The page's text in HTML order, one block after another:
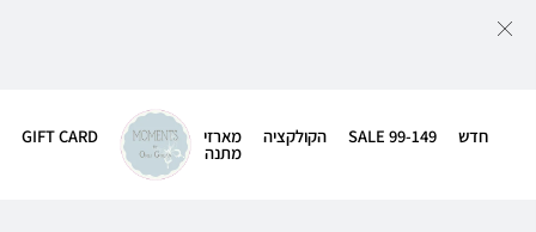
חדש SALE 99-149 הקולקציה מארזי
מתנה
GIFT CARD